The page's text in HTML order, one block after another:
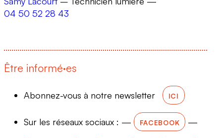
04 50 52 28 43
Être informé·es
Abonnez-vous à notre newsletter ICI
Sur les réseaux sociaux : — FACEBOOK —